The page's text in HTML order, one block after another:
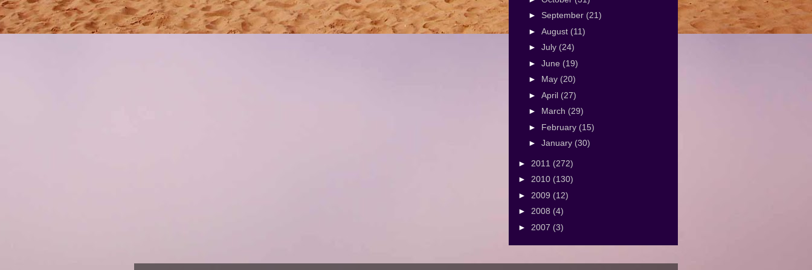
► September (21)
► August (11)
► July (24)
► June (19)
► May (20)
► April (27)
► March (29)
► February (15)
► January (30)
► 2011 (272)
► 2010 (130)
► 2009 (12)
► 2008 (4)
► 2007 (3)